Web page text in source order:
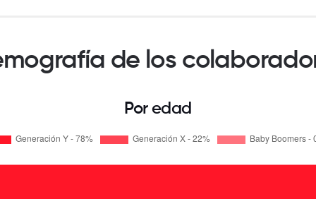
de los
Por edad